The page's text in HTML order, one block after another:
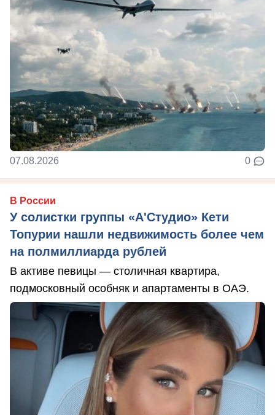
07.08.2026 0
В России
У солистки группы «А'Студио» Кети
Топурии нашли недвижимость более чем
на полмиллиарда рублей
В активе певицы — столичная квартира,
подмосковный особняк и апартаменты в ОАЭ.